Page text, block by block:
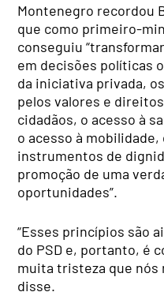
Montenegro recordou
que como primeiro-
conseguiu
em decisões políticas
da iniciativa privada,
pelos valores e
cidadãos, o acesso à
o acesso à
instrumentos de
promoção de uma
oportunidades”.
“Esses princípios são
do PSD e, portanto, é
muita tristeza que nós
disse.